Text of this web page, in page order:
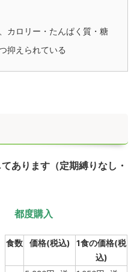
カロリー・たんぱく質・糖
抑えられている
あります（定期縛りなし・
都度購入
食数 価格(税込)
1食の価格(税
込)